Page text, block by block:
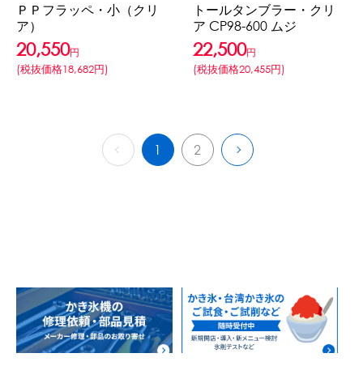
ＰＰフラッペ・小（クリ
ア）
20,550円
(税抜価格18,682円)
トールタンブラー・クリ
ア CP98-600 ムジ
22,500円
(税抜価格20,455円)
1 2